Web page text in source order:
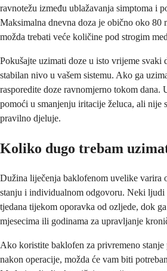
ravnotežu između ublažavanja simptoma i
Maksimalna dnevna doza je obično oko 80
možda trebati veće količine pod strogim
Pokušajte uzimati doze u isto vrijeme svaki
stabilan nivo u vašem sistemu. Ako ga
rasporedite doze ravnomjerno tokom dana.
pomoći u smanjenju iritacije želuca, ali nije
pravilno djeluje.
Koliko dugo trebam
Dužina liječenja baklofenom uvelike varira
stanju i individualnom odgovoru. Neki ljudi
tjedana tijekom oporavka od ozljede, dok
mjesecima ili godinama za upravljanje
Ako koristite baklofen za privremeno stanje
nakon operacije, možda će vam biti